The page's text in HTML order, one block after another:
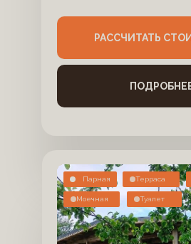
Парная Терраса
Моечная Туалет
РАССЧИТАТЬ